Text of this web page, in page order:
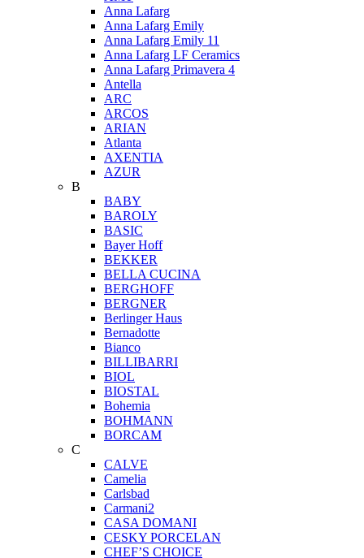
Anna Lafarg
Anna Lafarg Emily
Anna Lafarg Emily 11
Anna Lafarg LF Ceramics
Anna Lafarg Primavera 4
Antella
ARC
ARCOS
ARIAN
Atlanta
AXENTIA
AZUR
B
BABY
BAROLY
BASIC
Bayer Hoff
BEKKER
BELLA CUCINA
BERGHOFF
BERGNER
Berlinger Haus
Bernadotte
Bianco
BILLIBARRI
BIOL
BIOSTAL
Bohemia
BOHMANN
BORCAM
C
CALVE
Camelia
Carlsbad
Carmani2
CASA DOMANI
CESKY PORCELAN
CHEF’S CHOICE